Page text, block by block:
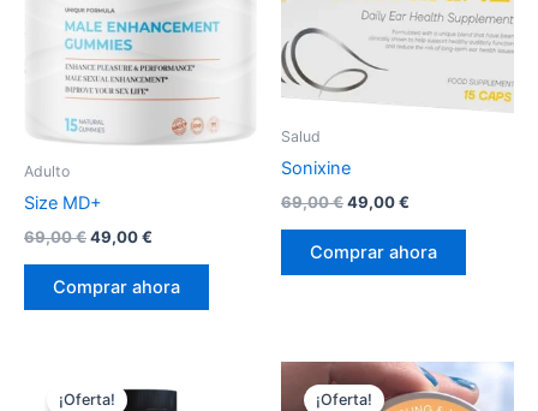
Adulto
Size MD+
69,00€El
original
era:
49,00€
es:
Comprar ahora
Salud
Sonixine
69,00€El
original
era:
49,00€
es:
Comprar ahora
¡Oferta! ¡Oferta!